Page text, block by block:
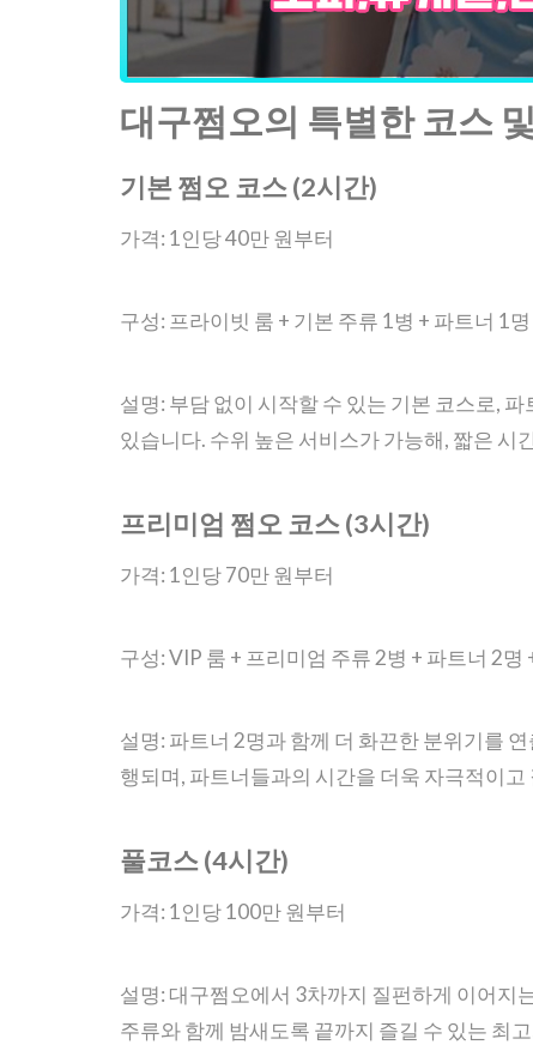
대구쩜오의 특별한 코스
기본 쩜오 코스 (2시간)
가격: 1인당 40만 원부터
구성: 프라이빗 룸 + 기본 주류 1병 + 파트너 1
설명: 부담 없이 시작할 수 있는 기본 코스로,
있습니다. 수위 높은 서비스가 가능해, 짧은 시
프리미엄 쩜오 코스 (3시간)
가격: 1인당 70만 원부터
구성: VIP 룸 + 프리미엄 주류 2병 + 파트너 2명
설명: 파트너 2명과 함께 더 화끈한 분위기를
행되며, 파트너들과의 시간을 더욱 자극적이
풀코스 (4시간)
가격: 1인당 100만 원부터
설명: 대구쩜오에서 3차까지 질펀하게 이어지
주류와 함께 밤새도록 끝까지 즐길 수 있는 최